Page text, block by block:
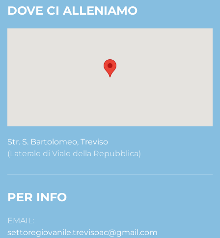
DOVE CI ALLENIAMO
Str. S. Bartolomeo, Treviso
(Laterale di Viale della Repubblica)
PER INFO
EMAIL:
settoregiovanile.trevisoac@gmail.com